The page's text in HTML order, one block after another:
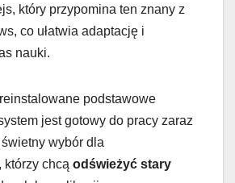
który przypomina ten znany z
co ułatwia adaptację i
nauki.
podstawowe
jest gotowy do pracy zaraz
wybór dla
którzy chcą odświeżyć stary